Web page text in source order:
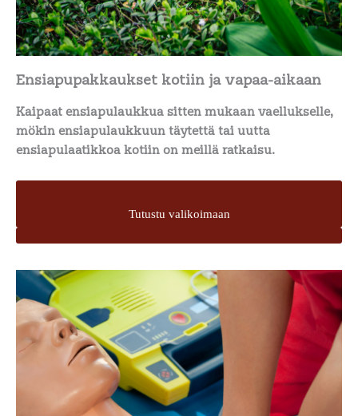
Ensiapupakkaukset kotiin ja vapaa-aikaan
Kaipaat ensiapulaukkua sitten mukaan vaellukselle,
mökin ensiapulaukkuun täytettä tai uutta
ensiapulaatikkoa kotiin on meillä ratkaisu.
Tutustu valikoimaan